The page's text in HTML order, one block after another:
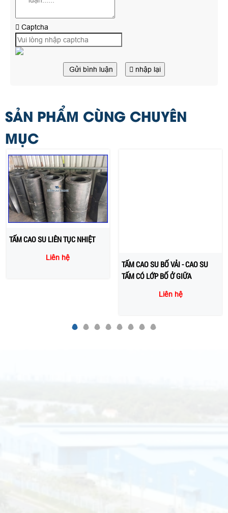
Captcha
Gửi bình luận nhập lại
SẢN PHẨM CÙNG CHUYÊN
MỤC
TẤM CAO SU LIÊN TỤC NHIỆT
Liên hệ
Liên hệ